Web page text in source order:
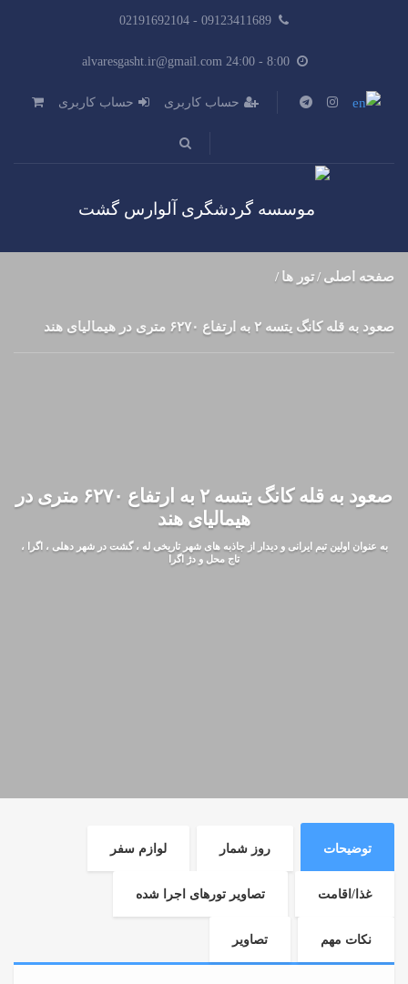
09123411689 - 02191692104
8:00 - alvaresgasht.ir@gmail.com 24:00
حساب کاربری حساب کاربری
صفحه اصلی تور ها
صعود به قله کانگ یتسه ۲ به ارتفاع ۶۲۷۰ متری در هیمالیای هند
صعود به قله کانگ یتسه ۲ به ارتفاع ۶۲۷۰ متری در
هیمالیای هند
به عنوان اولین تیم ایرانی و دیدار از جاذبه های شهر تاریخی له ، گشت در شهر دهلی ، اگرا ،
تاج محل و دژ اگرا
توضیحات روز شمار لوازم سفر
غذا/اقامت تصاویر تورهای اجرا شده
نکات مهم تصاویر